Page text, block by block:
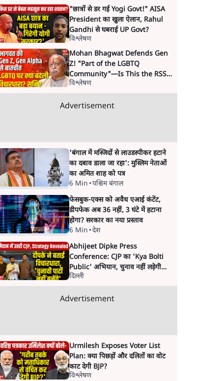
"छात्रों से डर गई Yogi Govt!" AISA
President का खुला ऐलान, Rahul
Gandhi से घबराई UP Govt?
विश्लेषण
Mohan Bhagwat Defends Gen
Z! "Part of the LGBTQ
Community"—Is This the RSS's
New Move?
विश्लेषण
Advertisement
'बंगाल में मस्जिदों से लाउडस्पीकर हटाने
का दबाव डाला जा रहा': मुस्लिम नेताओं
का अमित शाह को पत्र
6 Min •पश्चिम बंगाल
फेसबुक-एक्स को अवैध एआई कंटेंट,
डीपफेक अब 36 नहीं, 3 घंटे में हटाना
होगा? सरकार का नया प्रस्ताव
6 Min •देश
Abhijeet Dipke Press
Conference: CJP का 'Kya Bolti
Public' अभियान, चुनाव नहीं लड़ेगी
CJP!
दिल्ली
Advertisement
Urmilesh Exposes Voter List
Plan: क्या पिछड़ों और दलितों का वोट
काट देगी BJP?
विश्लेषण